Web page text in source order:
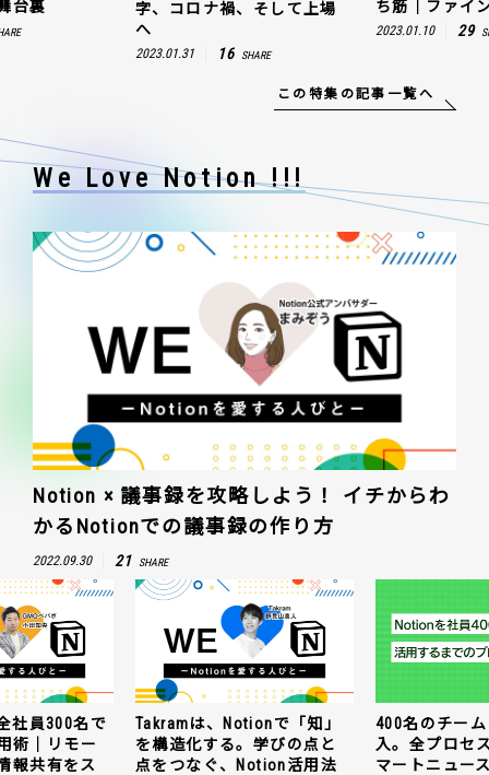
台裏
字、コロナ禍、そして上場
へ
2023.01.31 16 SHARE
ち筋｜ファイ
2023.01.10 29
この特集の記事一覧へ
We Love Notion !!!
Notion × 議事録を攻略しよう！ イチからわ
かるNotionでの議事録の作り方
2022.09.30 21 SHARE
社員300名で
術｜リモー
報共有をス
Takramは、Notionで「知」
を構造化する。学びの点と
点をつなぐ、Notion活用法
400名のチー
入。全プロセ
マートニュー